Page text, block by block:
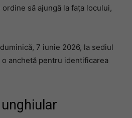
românului
să ajungă la fața locului,
7 iunie 2026, la sediul
anchetă pentru identificarea